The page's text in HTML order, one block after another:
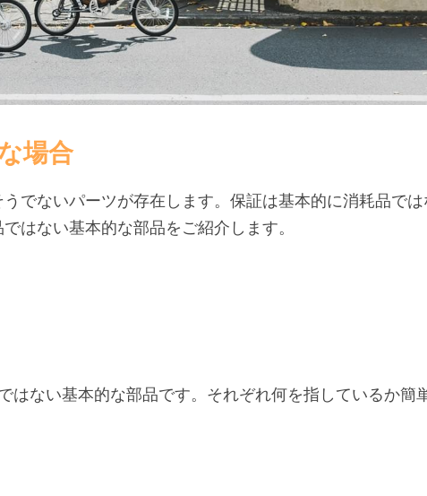
場合
でないパーツが存在します。保証は基本的に消耗品では
はない基本的な部品をご紹介します。
はない基本的な部品です。それぞれ何を指しているか簡